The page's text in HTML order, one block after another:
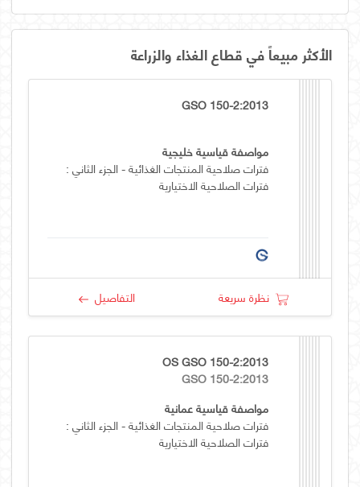
الأكثر مبيعاً في قطاع الغذاء والزراعة
GSO 150-2:2013
مواصفة قياسية خليجية
فترات صلاحية المنتجات الغذائية - الجزء الثاني :
فترات الصلاحية الاختيارية
نظرة سريعة التفاصيل
OS GSO 150-2:2013
GSO 150-2:2013
مواصفة قياسية عمانية
فترات صلاحية المنتجات الغذائية - الجزء الثاني :
فترات الصلاحية الاختيارية